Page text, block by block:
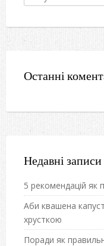
Останні
Недавні записи
5 рекомендацій як
Аби квашена
хрусткою
Поради як